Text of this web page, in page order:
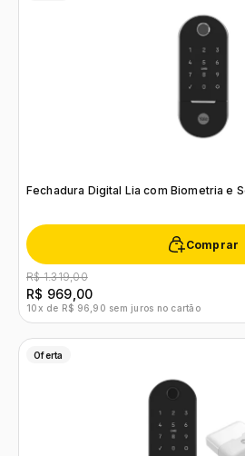
Fechadura Digital Lia com Biometria e
Comprar
R$ 1.319,00
R$ 969,00
10x de R$ 96,90 sem juros no cartão
Oferta